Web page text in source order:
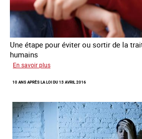
Une étape pour éviter ou sortir de la
humains
En savoir plus
du
avec
des
jeunes
10 ANS APRÈS LA LOI DU 13 AVRIL 2016